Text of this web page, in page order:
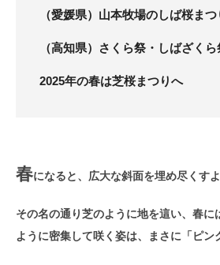
（愛媛県）山本牧場のしば桜まつ
（高知県）さくら祭・しばざくら
2025年の春は芝桜まつりへ
春になると、広大な斜面を埋め尽くす
その名の通り芝のように地を這い、春に
ように密集して咲く姿は、まさに「ピン